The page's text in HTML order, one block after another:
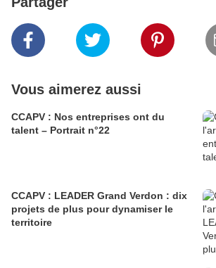
Vous aimerez aussi
CCAPV : Nos entreprises ont du
talent – Portrait n°22
CCAPV : LEADER Grand Verdon : dix
projets de plus pour dynamiser le
territoire